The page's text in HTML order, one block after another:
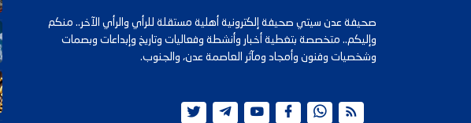
صحيفة عدن سيتي صحيفة إلكترونية أهلية مستقلة للرأي والرأي الآخر.. منكم
وإليكم.. متخصصة بتغطية أخبار وأنشطة وفعاليات وتاريخ وإبداعات وبصمات
وشخصيات وفنون وأمجاد ومآثر العاصمة عدن، والجنوب.